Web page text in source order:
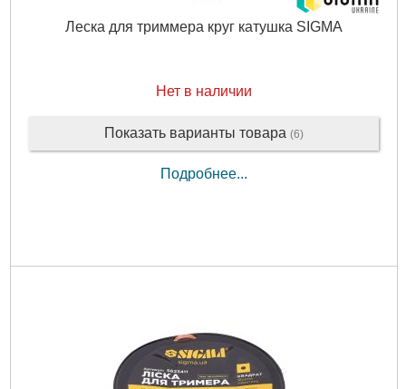
Леска для триммера круг катушка SIGMA
Нет в наличии
Показать варианты товара (6)
Подробнее...